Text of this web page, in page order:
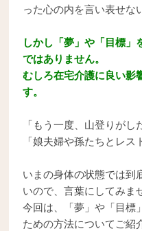
った心の内を言い表せな
しかし「夢」や「目標」
ではありません。
むしろ在宅介護に良い影
す。
「もう一度、山登りがし
「娘夫婦や孫たちとレス
いまの身体の状態では到
いので、言葉にしてみま
今回は、「夢」や「目標
ための方法についてご紹